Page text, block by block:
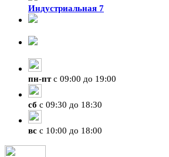
Индустриальная 7
пн-птс 09:00 до 19:00
сб с 09:30 до 18:30
вс с 10:00 до 18:00